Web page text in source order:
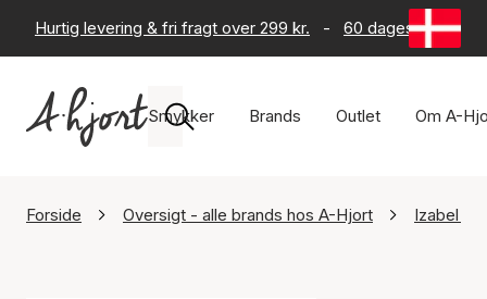
Hurtig levering & fri fragt over 299 kr. - 60 dages returret
Smykker Brands Outlet Om A-
Forside Oversigt - alle brands hos A-Hjort Izabel